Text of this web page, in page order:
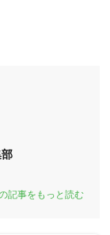
記事をもっと読む